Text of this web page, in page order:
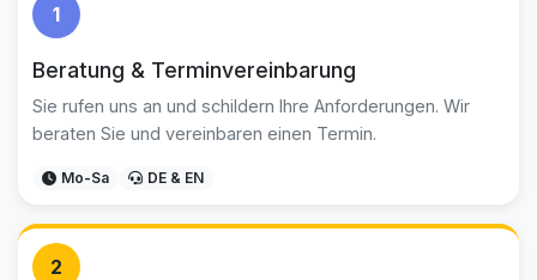
1
Beratung & Terminvereinbarung
Sie rufen uns an und schildern Ihre Anforderungen. Wir
beraten Sie und vereinbaren einen Termin.
Mo-Sa DE & EN
2